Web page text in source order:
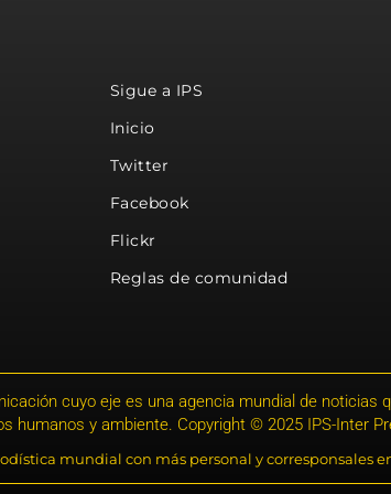
Sigue a IPS
Inicio
Twitter
Facebook
Flickr
Reglas de comunidad
cuyo eje es una agencia mundial de
humanos y ambiente. Copyright © 2025 IPS-Inter
mundial con más personal y corresponsales